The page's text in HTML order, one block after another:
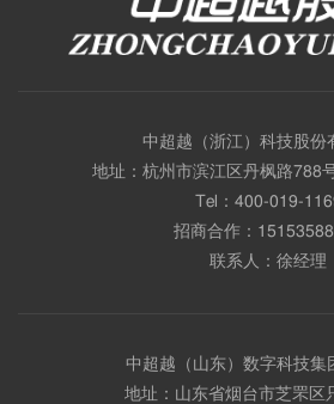
中超越（浙江）科技股份
地址：杭州市滨江区丹枫路788
Tel： 400-019-
招商合作：
联系人：徐经理
中超越（山东）数字科技集
地址：山东省烟台市芝罘区